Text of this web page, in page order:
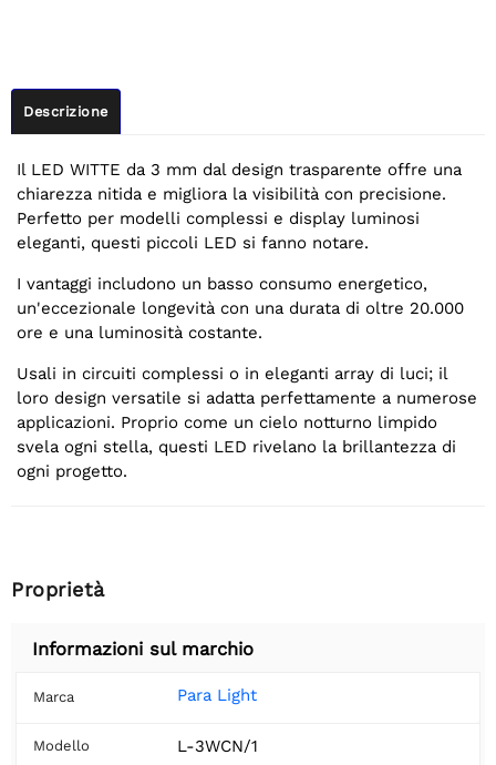
Descrizione
Il LED WITTE da 3 mm dal design trasparente offre una
chiarezza nitida e migliora la visibilità con precisione.
Perfetto per modelli complessi e display luminosi
eleganti, questi piccoli LED si fanno notare.
I vantaggi includono un basso consumo energetico,
un'eccezionale longevità con una durata di oltre 20.000
ore e una luminosità costante.
Usali in circuiti complessi o in eleganti array di luci; il
loro design versatile si adatta perfettamente a numerose
applicazioni. Proprio come un cielo notturno limpido
svela ogni stella, questi LED rivelano la brillantezza di
ogni progetto.
Proprietà
Informazioni sul marchio
Marca Para Light
Modello L-3WCN/1